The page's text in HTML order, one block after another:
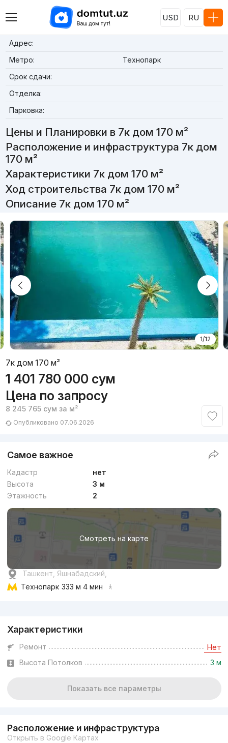
USD RU
Адрес:
Метро:
Технопарк
Срок сдачи:
Отделка:
Парковка:
Цены и Планировки в 7к дом 170 м²
Расположение и инфраструктура 7к дом
170 м²
Характеристики 7к дом 170 м²
Ход строительства 7к дом 170 м²
Описание 7к дом 170 м²
1/12
7к дом 170 м²
1 401 780 000 сум
Цена по запросу
8 245 765 сум за м²
Опубликовано 07.06.2026
Самое важное
Кадастр
нет
Высота
3 м
Этажность
2
Смотреть на карте
Ташкент, Яшнабадский,
Технопарк 333 м 4 мин
Характеристики
Ремонт Нет
Высота Потолков 3 м
Показать все параметры
Расположение и инфраструктура
Открыть в Google Картах